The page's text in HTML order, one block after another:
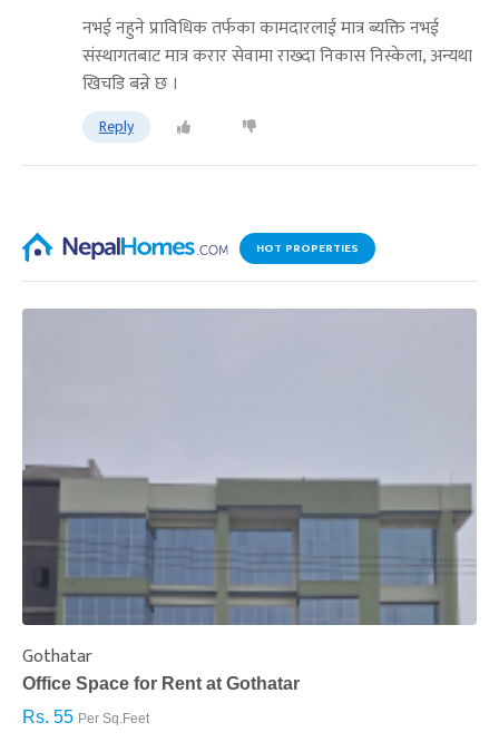
नभई नहुने प्राविधिक तर्फका कामदारलाई मात्र ब्यक्ति नभई
संस्थागतबाट मात्र करार सेवामा राख्दा निकास निस्केला, अन्यथा
खिचडि बन्ने छ ।
Reply
HOT PROPERTIES
Gothatar
Office Space for Rent at Gothatar
Rs. 55 Per Sq.Feet